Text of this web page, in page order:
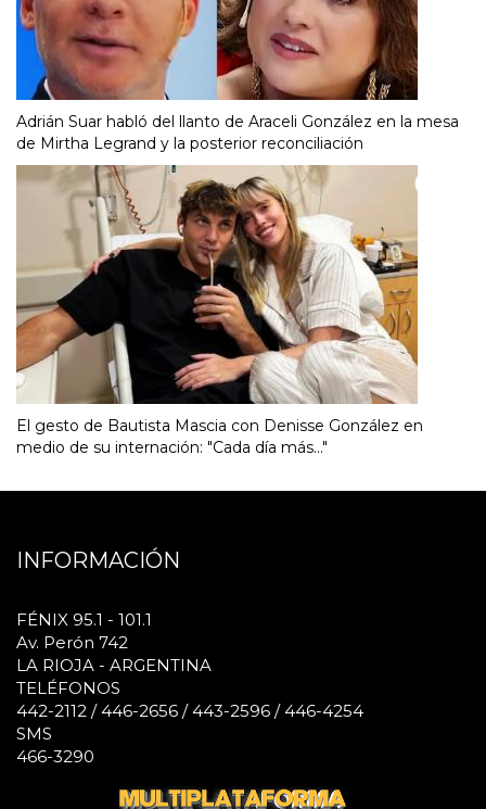
Adrián Suar habló del llanto de Araceli González en la mesa
de Mirtha Legrand y la posterior reconciliación
El gesto de Bautista Mascia con Denisse González en
medio de su internación: "Cada día más..."
INFORMACIÓN
FÉNIX 95.1 - 101.1
Av. Perón 742
LA RIOJA - ARGENTINA
TELÉFONOS
442-2112 / 446-2656 / 443-2596 / 446-4254
SMS
466-3290